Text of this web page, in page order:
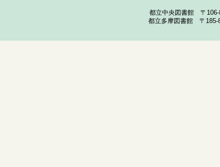
都立中央図書館 〒
都立多摩図書館 〒185-